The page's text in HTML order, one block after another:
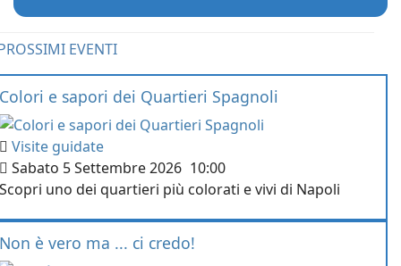
EVENTI
Colori e sapori dei Quartieri Spagnoli
Visite guidate
Sabato 5 Settembre 2026 10:00
Scopri uno dei quartieri più colorati e vivi di Napoli
Non è vero ma ... ci credo!